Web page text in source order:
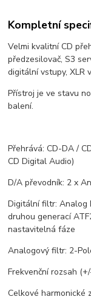
Kompletní
Velmi kvalitní CD
předzesilovač, S3
digitální vstupy, XLR
Přístroj je ve stavu
balení.
Přehrává: CD-DA /
CD Digital Audio)
D/A převodník: 2 x
Digitální filtr: Analog
druhou generací
nastavitelná fáze
Analogový filtr: 2-
Frekvenční rozsah
Celkové harmonické